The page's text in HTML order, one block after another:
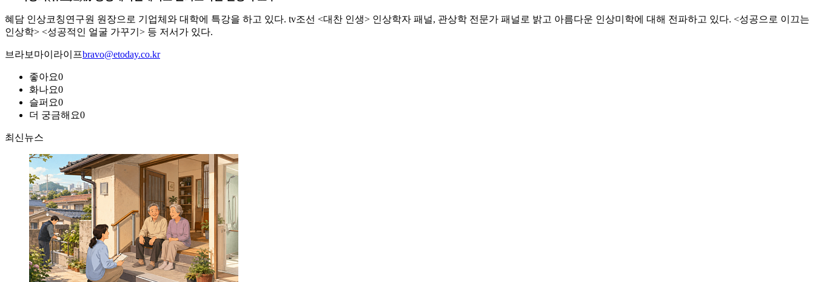
혜담 인상코칭연구원 원장으로 기업체와 대학에 특강을 하고 있다. tv조선 <대찬 인생> 인상학자 패널, 관상학 전문가 패널로 밝고 아름다운 인상미학에 대해 전파하고 있다. <성공으로 이끄는
인상학> <성공적인 얼굴 가꾸기> 등 저서가 있다.
브라보마이라이프bravo@etoday.co.kr
좋아요0
화나요0
슬퍼요0
더 궁금해요0
최신뉴스